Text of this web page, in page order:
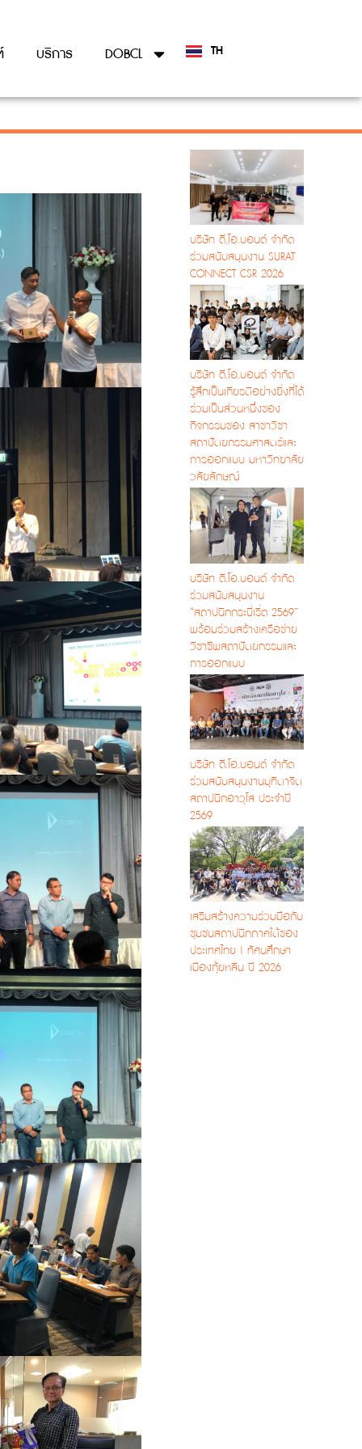
บริการ DOBCL TH
EN
บริษัท ดี.โอ.บอนด์ จำกัด
ร่วมสนับสนุนงาน SURAT
CONNECT CSR 2026
บริษัท ดี.โอ.บอนด์ จำกัด
รู้สึกเป็นเกียรติอย่างยิ่งที่ได้
ร่วมเป็นส่วนหนึ่งของ
กิจกรรมของ สาขาวิชา
สถาปัตยกรรมศาสตร์และ
การออกแบบ มหาวิทยาลัย
วลัยลักษณ์
บริษัท ดี.โอ.บอนด์ จำกัด
ร่วมสนับสนุนงาน
“สถาปนิกกระบี่เริ่ด 2569”
พร้อมร่วมสร้างเครือข่าย
วิชาชีพสถาปัตยกรรมและ
การออกแบบ
บริษัท ดี.โอ.บอนด์ จำกัด
ร่วมสนับสนุนงานมุทิตาจิต
สถาปนิกอาวุโส ประจำปี
2569
เสริมสร้างความร่วมมือกับ
ชุมชนสถาปนิกภาคใต้ของ
ประเทศไทย | ทัศนศึกษา
เมืองกุ้ยหลิน ปี 2026